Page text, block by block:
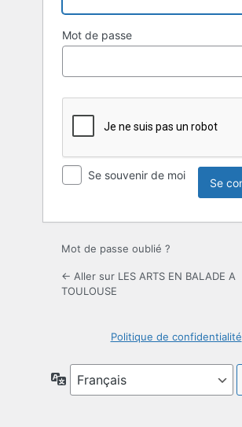
Mot de passe
Se souvenir de moi
Mot de passe oublié ?
← Aller sur LES ARTS EN BALADE A
TOULOUSE
Politique de confidentialité
Langue